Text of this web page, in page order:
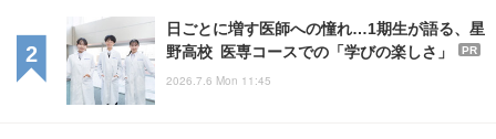
日ごとに増す医師への憧れ…1期生が語る、星
野高校 医専コースでの「学びの楽しさ」
PR
2026.7.6 Mon 11:45